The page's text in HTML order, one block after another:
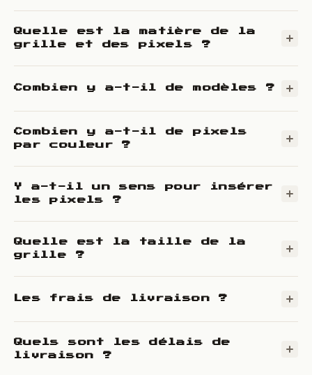
Quelle est la matière de la
grille et des pixels ?
Combien y a-t-il de modèles ?
Combien y a-t-il de pixels
par couleur ?
Y a-t-il un sens pour insérer
les pixels ?
Quelle est la taille de la
grille ?
Les frais de livraison ?
Quels sont les délais de
livraison ?